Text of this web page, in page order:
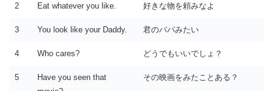
2 Eat whatever you like. 好きな物を頼みなよ
3 You look like your Daddy. 君のパパみたい
4 Who cares? どうでもいいでしょ？
5
Have you seen that
その映画をみたことある？